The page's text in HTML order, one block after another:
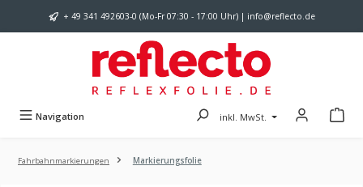
Zum Hauptinhalt springen
+ 49 341 492603-0 (Mo-Fr 07:30 - 17:00 Uhr) | info@reflecto.de
Navigation inkl. MwSt.
Fahrbahnmarkierungen Markierungsfolie